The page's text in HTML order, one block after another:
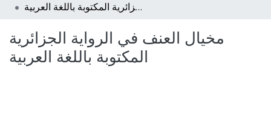
مخيال العنف في الرواية الجزائرية المكتوبة باللغة العربية
مخيال العنف في الرواية الجزائرية
المكتوبة باللغة العربية